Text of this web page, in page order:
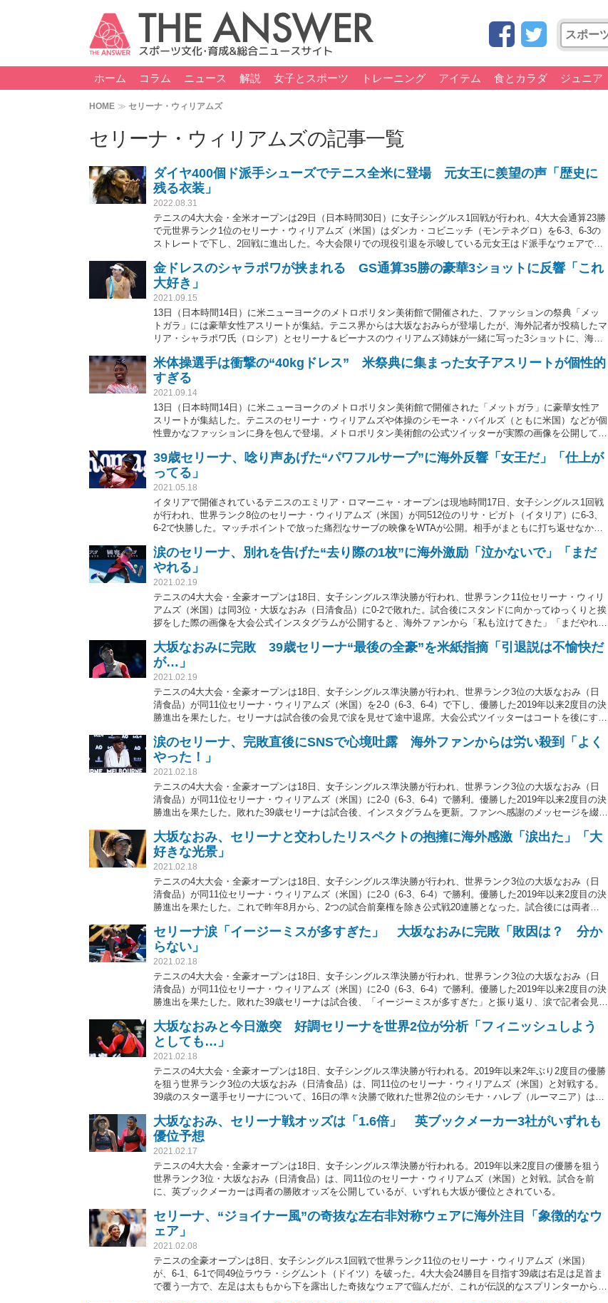
ホーム コラム ニュース 解説 女子とスポーツ トレーニング アイテム 食とカラダ ジュニア
HOME セリーナ・ウィリアムズ
セリーナ・ウィリアムズの記事一覧
ダイヤ400個ド派手シューズでテニス全米に登場 元女王に羨望の声「歴史に
残る衣装」
2022.08.31
テニスの4大大会・全米オープンは29日（日本時間30日）に女子シングルス1回戦が行われ、4大大会通算23勝
で元世界ランク1位のセリーナ・ウィリアムズ（米国）はダンカ・コビニッチ（モンテネグロ）を6-3、6-3の
ストレートで下し、2回戦に進出した。今大会限りでの現役引退を示唆している元女王はド派手なウェアで躍
が出ている。
金ドレスのシャラポワが挟まれる GS通算35勝の豪華3ショットに反響「これ
大好き」
2021.09.15
13日（日本時間14日）に米ニューヨークのメトロポリタン美術館で開催された、ファッションの祭典「メッ
トガラ」には豪華女性アスリートが集結。テニス界からは大坂なおみらが登場したが、海外記者が投稿したマ
リア・シャラポワ氏（ロシア）とセリーナ＆ビーナスのウィリアムズ姉妹が一緒に写った3ショットに、海外
米体操選手は衝撃の“40kgドレス” 米祭典に集まった女子アスリートが個性的
すぎる
2021.09.14
13日（日本時間14日）に米ニューヨークのメトロポリタン美術館で開催された「メットガラ」に豪華女性ア
スリートが集結した。テニスのセリーナ・ウィリアムズや体操のシモーネ・バイルズ（ともに米国）などが個
性豊かなファッションに身を包んで登場。メトロポリタン美術館の公式ツイッターが実際の画像を公開してい
39歳セリーナ、唸り声あげた“パワフルサーブ”に海外反響「女王だ」「仕上が
ってる」
2021.05.18
イタリアで開催されているテニスのエミリア・ロマーニャ・オープンは現地時間17日、女子シングルス1回戦
が行われ、世界ランク8位のセリーナ・ウィリアムズ（米国）が同512位のリサ・ピガト（イタリア）に6-3、
6-2で快勝した。マッチポイントで放った痛烈なサーブの映像をWTAが公開。相手がまともに打ち返せなかっ
涙のセリーナ、別れを告げた“去り際の1枚”に海外激励「泣かないで」「まだ
やれる」
2021.02.19
テニスの4大大会・全豪オープンは18日、女子シングルス準決勝が行われ、世界ランク11位セリーナ・ウィリ
アムズ（米国）は同3位・大坂なおみ（日清食品）に0-2で敗れた。試合後にスタンドに向かってゆっくりと挨
拶をした際の画像を大会公式インスタグラムが公開すると、海外ファンから「私も泣けてきた」「まだやれ
大坂なおみに完敗 39歳セリーナ“最後の全豪”を米紙指摘「引退説は不愉快だ
が…」
2021.02.19
テニスの4大大会・全豪オープンは18日、女子シングルス準決勝が行われ、世界ランク3位の大坂なおみ（日
清食品）が同11位セリーナ・ウィリアムズ（米国）を2-0（6-3、6-4）で下し、優勝した2019年以来2度目の決
勝進出を果たした。セリーナは試合後の会見で涙を見せて途中退席。大会公式ツイッターはコートを後にする
涙のセリーナ、完敗直後にSNSで心境吐露 海外ファンからは労い殺到「よく
やった！」
2021.02.18
テニスの4大大会・全豪オープンは18日、女子シングルス準決勝が行われ、世界ランク3位の大坂なおみ（日
清食品）が同11位セリーナ・ウィリアムズ（米国）に2-0（6-3、6-4）で勝利。優勝した2019年以来2度目の決
勝進出を果たした。敗れた39歳セリーナは試合後、インスタグラムを更新。ファンへ感謝のメッセージを綴っ
大坂なおみ、セリーナと交わしたリスペクトの抱擁に海外感激「涙出た」「大
好きな光景」
2021.02.18
テニスの4大大会・全豪オープンは18日、女子シングルス準決勝が行われ、世界ランク3位の大坂なおみ（日
清食品）が同11位セリーナ・ウィリアムズ（米国）に2-0（6-3、6-4）で勝利。優勝した2019年以来2度目の決
勝進出を果たした。これで昨年8月から、2つの試合前棄権を除き公式戦20連勝となった。試合後には両者が
る。
セリーナ涙「イージーミスが多すぎた」 大坂なおみに完敗「敗因は？ 分か
らない」
2021.02.18
テニスの4大大会・全豪オープンは18日、女子シングルス準決勝が行われ、世界ランク3位の大坂なおみ（日
清食品）が同11位セリーナ・ウィリアムズ（米国）に2-0（6-3、6-4）で勝利。優勝した2019年以来2度目の決
勝進出を果たした。敗れた39歳セリーナは試合後、「イージーミスが多すぎた」と振り返り、涙で記者会見場
大坂なおみと今日激突 好調セリーナを世界2位が分析「フィニッシュしよう
としても…」
2021.02.18
テニスの4大大会・全豪オープンは18日、女子シングルス準決勝が行われる。2019年以来2年ぶり2度目の優勝
を狙う世界ランク3位の大坂なおみ（日清食品）は、同11位のセリーナ・ウィリアムズ（米国）と対戦する。
39歳のスター選手セリーナについて、16日の準々決勝で敗れた世界2位のシモナ・ハレプ（ルーマニア）は好
大坂なおみ、セリーナ戦オッズは「1.6倍」 英ブックメーカー3社がいずれも
優位予想
2021.02.17
テニスの4大大会・全豪オープンは18日、女子シングルス準決勝が行われる。2019年以来2度目の優勝を狙う
世界ランク3位・大坂なおみ（日清食品）は、同11位のセリーナ・ウィリアムズ（米国）と対戦。試合を前
に、英ブックメーカーは両者の勝敗オッズを公開しているが、いずれも大坂が優位とされている。
セリーナ、“ジョイナー風”の奇抜な左右非対称ウェアに海外注目「象徴的なウ
ェア」
2021.02.08
テニスの全豪オープンは8日、女子シングルス1回戦で世界ランク11位のセリーナ・ウィリアムズ（米国）
が、6-1、6-1で同49位ラウラ・シグムント（ドイツ）を破った。4大大会24勝目を目指す39歳は右足は足首ま
で覆う一方で、左足は太ももから下を露出した奇抜なウェアで臨んだが、これが伝説的なスプリンターからイ